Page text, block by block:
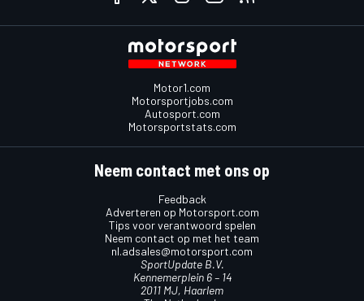
Motor1.com
Motorsportjobs.com
Autosport.com
Motorsportstats.com
Neem contact met ons op
Feedback
Adverteren op Motorsport.com
Tips voor verantwoord spelen
Neem contact op met het team
nl.adsales@motorsport.com
SportUpdate B.V.
Kennemerplein 6 – 14
2011 MJ, Haarlem